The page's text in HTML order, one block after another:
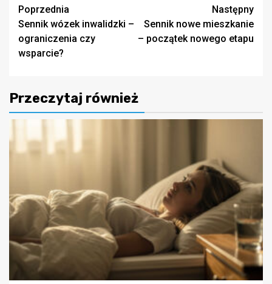
Zobacz
wpisy
Poprzednia
Sennik wózek inwalidzki –
ograniczenia czy
wsparcie?
Następny
Sennik nowe mieszkanie
– początek nowego etapu
Przeczytaj również